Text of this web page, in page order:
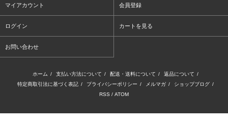
マイアカウント 会員登録
ログイン カートを見る
お問い合わせ
ホーム / 支払い方法について / 配送・送料について / 返品について /
特定商取引法に基づく表記 / プライバシーポリシー / メルマガ / ショップブログ /
RSS / ATOM